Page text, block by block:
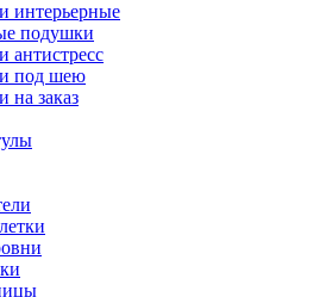
интерьерные
подушки
антистресс
под шею
на заказ